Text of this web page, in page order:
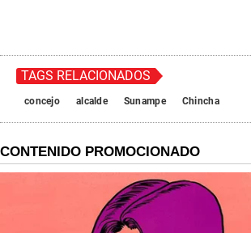
TAGS RELACIONADOS
concejo alcalde Sunampe Chincha